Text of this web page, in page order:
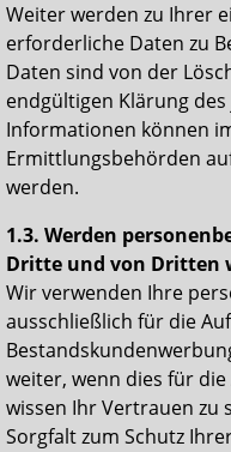
Weiter werden zu Ihrer
erforderliche Daten zu
Daten sind von der
endgültigen Klärung
Informationen können
Ermittlungsbehörden
werden.
1.3. Werden
Dritte und von Dritten
Wir verwenden Ihre
ausschließlich für die
weiter, wenn dies für
wissen Ihr Vertrauen zu
Sorgfalt zum Schutz